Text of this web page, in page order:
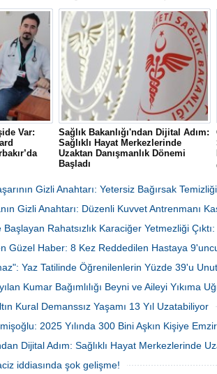
Tedavisi
10 bin
katkı
(KDC) tarihin en büyük ikinci Ebola
salgını yaşanıyor. Vaka sayısının 4 bini
aşması üzerine yetkililer virüsün
mutasyona uğramış olabileceğinden
şüphelenirken, Afrika CDC müdahale
planını en üst seviyeye çıkardı.
Var:
başvuran
görülen
Sağlık Bakanlığı'ndan Dijital Adım:
Sağlıklı Hayat Merkezlerinde
Uzaktan Danışmanlık Dönemi
Başladı
konulan Uzaktan Hasta Değerlendirme
Sistemi (UHDS) sayesinde vatandaşlar;
psikolojik destek, sigara bırakma ve
çıkmadan MHRS üzerinden ulaşıyor.
Gizli Anahtarı: Yetersiz Bağırsak
Gizli Anahtarı: Düzenli Kuvvet Antrenmanı
Başlayan Rahatsızlık Karaciğer Yetmezliği
Güzel Haber: 8 Kez Reddedilen Hastaya
Yaz Tatilinde Öğrenilenlerin Yüzde 39'u
Kumar Bağımlılığı Beyni ve Aileyi Yıkıma
Kural Demanssız Yaşamı 13 Yıl Uzatabiliyor
2025 Yılında 300 Bini Aşkın Kişiye
Dijital Adım: Sağlıklı Hayat Merkezlerinde
iddiasında şok gelişme!